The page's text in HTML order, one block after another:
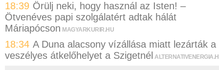
18:39 Örülj neki, hogy használ az Isten! –
Ötvenéves papi szolgálatért adtak hálát
Máriapócson MAGYARKURIR.HU
18:34 A Duna alacsony vízállása miatt lezárták a
veszélyes átkelőhelyet a Szigetnél